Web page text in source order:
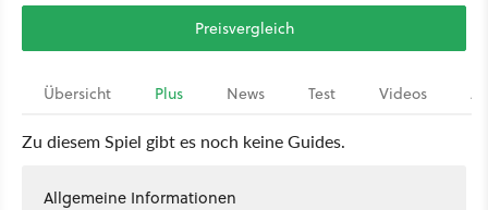
Preisvergleich
Übersicht Plus News Test Videos
Zu diesem Spiel gibt es noch keine Guides.
Allgemeine Informationen